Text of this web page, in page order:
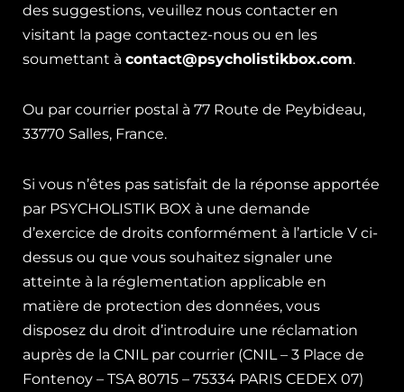
des suggestions, veuillez nous contacter en
visitant la page contactez-nous ou en les
soumettant à contact@psycholistikbox.com.
Ou par courrier postal à 77 Route de Peybideau,
33770 Salles, France.
Si vous n’êtes pas satisfait de la réponse apportée
par PSYCHOLISTIK BOX à une demande
d’exercice de droits conformément à l’article V ci-
dessus ou que vous souhaitez signaler une
atteinte à la réglementation applicable en
matière de protection des données, vous
disposez du droit d’introduire une réclamation
auprès de la CNIL par courrier (CNIL – 3 Place de
Fontenoy – TSA 80715 – 75334 PARIS CEDEX 07)